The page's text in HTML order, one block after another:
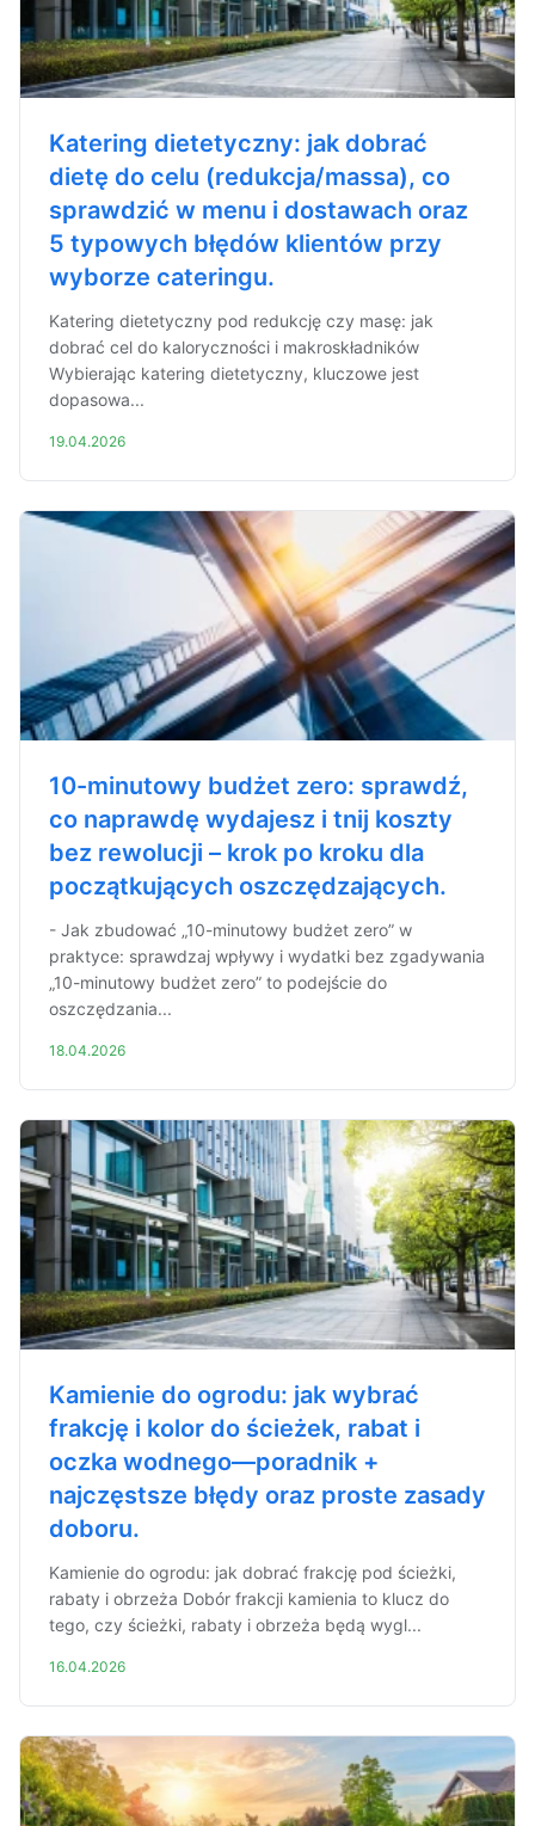
Katering dietetyczny: jak dobrać
dietę do celu (redukcja/massa), co
sprawdzić w menu i dostawach oraz
5 typowych błędów klientów przy
wyborze cateringu.
Katering dietetyczny pod redukcję czy masę: jak
dobrać cel do kaloryczności i makroskładników
Wybierając katering dietetyczny, kluczowe jest
dopasowa...
19.04.2026
10-minutowy budżet zero: sprawdź,
co naprawdę wydajesz i tnij koszty
bez rewolucji – krok po kroku dla
początkujących oszczędzających.
- Jak zbudować „10-minutowy budżet zero” w
praktyce: sprawdzaj wpływy i wydatki bez zgadywania
„10-minutowy budżet zero” to podejście do
oszczędzania...
18.04.2026
Kamienie do ogrodu: jak wybrać
frakcję i kolor do ścieżek, rabat i
oczka wodnego—poradnik +
najczęstsze błędy oraz proste zasady
doboru.
Kamienie do ogrodu: jak dobrać frakcję pod ścieżki,
rabaty i obrzeża Dobór frakcji kamienia to klucz do
tego, czy ścieżki, rabaty i obrzeża będą wygl...
16.04.2026